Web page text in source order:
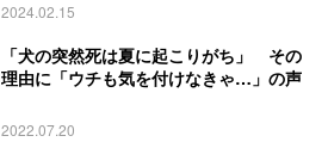
2024.02.15
「犬の突然死は夏に起こりがち」 その
理由に「ウチも気を付けなきゃ…」の声
2022.07.20